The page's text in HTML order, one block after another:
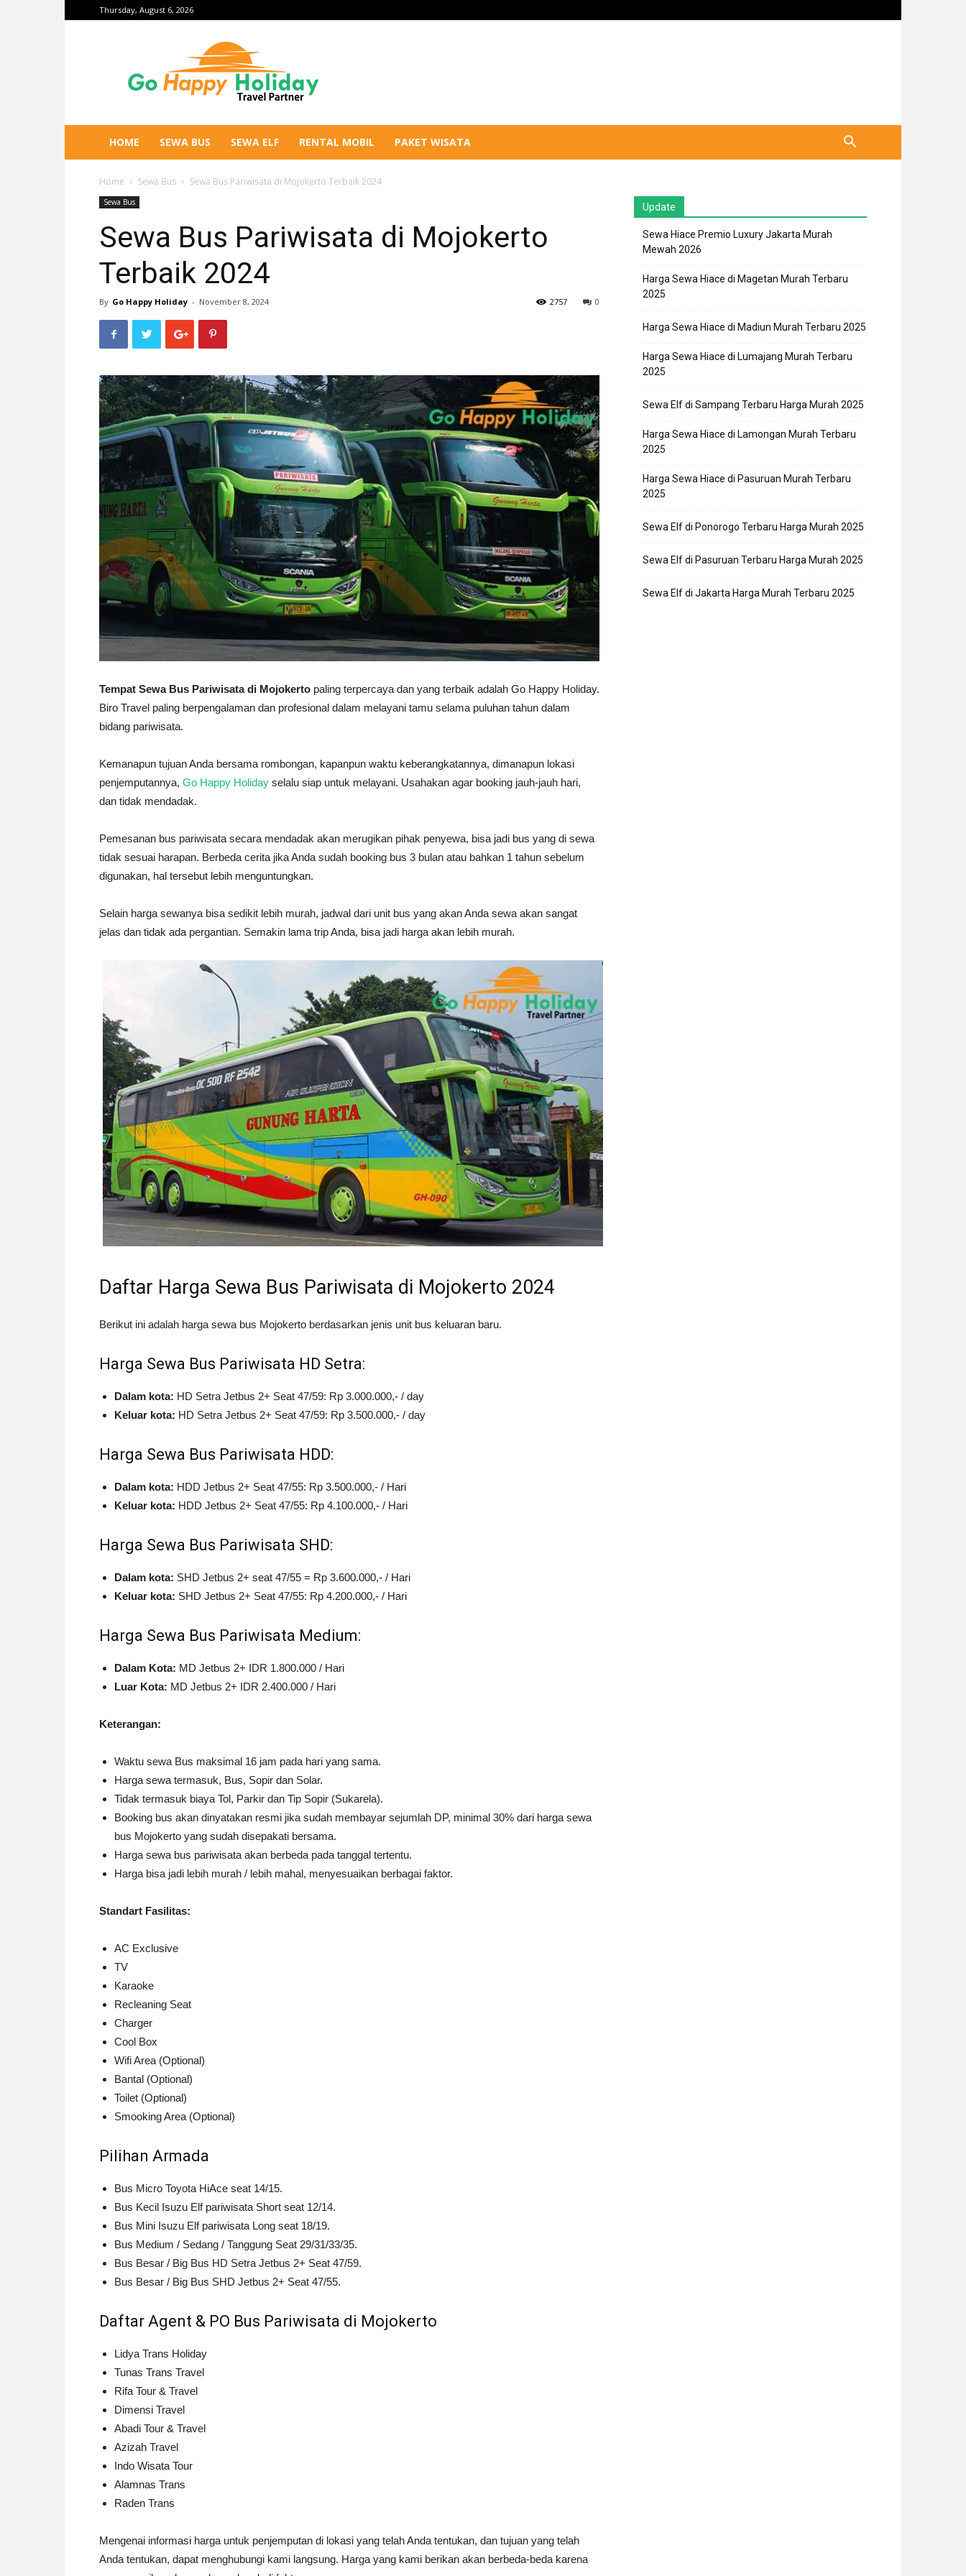
Thursday, August 6, 2026
Holiday
HOME SEWA BUS SEWA ELF RENTAL MOBIL PAKET WISATA
Home Sewa Bus Sewa Bus Pariwisata di Mojokerto Terbaik 2024
Sewa Bus
Sewa Bus Pariwisata di Mojokerto
Terbaik 2024
By Go Happy Holiday - November 8, 2024 0
2757
Tempat Sewa Bus Pariwisata di Mojokerto paling terpercaya dan yang terbaik adalah Go Happy Holiday.
Biro Travel paling berpengalaman dan profesional dalam melayani tamu selama puluhan tahun dalam
bidang pariwisata.
Kemanapun tujuan Anda bersama rombongan, kapanpun waktu keberangkatannya, dimanapun lokasi
penjemputannya, Go Happy Holiday selalu siap untuk melayani. Usahakan agar booking jauh-jauh hari,
dan tidak mendadak.
Pemesanan bus pariwisata secara mendadak akan merugikan pihak penyewa, bisa jadi bus yang di sewa
tidak sesuai harapan. Berbeda cerita jika Anda sudah booking bus 3 bulan atau bahkan 1 tahun sebelum
digunakan, hal tersebut lebih menguntungkan.
Selain harga sewanya bisa sedikit lebih murah, jadwal dari unit bus yang akan Anda sewa akan sangat
jelas dan tidak ada pergantian. Semakin lama trip Anda, bisa jadi harga akan lebih murah.
Daftar Harga Sewa Bus Pariwisata di Mojokerto 2024
Berikut ini adalah harga sewa bus Mojokerto berdasarkan jenis unit bus keluaran baru.
Harga Sewa Bus Pariwisata HD Setra:
Dalam kota: HD Setra Jetbus 2+ Seat 47/59: Rp 3.000.000,- / day
Keluar kota: HD Setra Jetbus 2+ Seat 47/59: Rp 3.500.000,- / day
Harga Sewa Bus Pariwisata HDD:
Dalam kota: HDD Jetbus 2+ Seat 47/55: Rp 3.500.000,- / Hari
Keluar kota: HDD Jetbus 2+ Seat 47/55: Rp 4.100.000,- / Hari
Harga Sewa Bus Pariwisata SHD:
Dalam kota: SHD Jetbus 2+ seat 47/55 = Rp 3.600.000,- / Hari
Keluar kota: SHD Jetbus 2+ Seat 47/55: Rp 4.200.000,- / Hari
Harga Sewa Bus Pariwisata Medium:
Dalam Kota: MD Jetbus 2+ IDR 1.800.000 / Hari
Luar Kota: MD Jetbus 2+ IDR 2.400.000 / Hari
Keterangan:
Waktu sewa Bus maksimal 16 jam pada hari yang sama.
Harga sewa termasuk, Bus, Sopir dan Solar.
Tidak termasuk biaya Tol, Parkir dan Tip Sopir (Sukarela).
Booking bus akan dinyatakan resmi jika sudah membayar sejumlah DP, minimal 30% dari harga sewa
bus Mojokerto yang sudah disepakati bersama.
Harga sewa bus pariwisata akan berbeda pada tanggal tertentu.
Harga bisa jadi lebih murah / lebih mahal, menyesuaikan berbagai faktor.
Standart Fasilitas:
AC Exclusive
TV
Karaoke
Recleaning Seat
Charger
Cool Box
Wifi Area (Optional)
Bantal (Optional)
Toilet (Optional)
Smooking Area (Optional)
Pilihan Armada
Bus Micro Toyota HiAce seat 14/15.
Bus Kecil Isuzu Elf pariwisata Short seat 12/14.
Bus Mini Isuzu Elf pariwisata Long seat 18/19.
Bus Medium / Sedang / Tanggung Seat 29/31/33/35.
Bus Besar / Big Bus HD Setra Jetbus 2+ Seat 47/59.
Bus Besar / Big Bus SHD Jetbus 2+ Seat 47/55.
Daftar Agent & PO Bus Pariwisata di Mojokerto
Lidya Trans Holiday
Tunas Trans Travel
Rifa Tour & Travel
Dimensi Travel
Abadi Tour & Travel
Azizah Travel
Indo Wisata Tour
Alamnas Trans
Raden Trans
Mengenai informasi harga untuk penjemputan di lokasi yang telah Anda tentukan, dan tujuan yang telah
Anda tentukan, dapat menghubungi kami langsung. Harga yang kami berikan akan berbeda-beda karena
Update
Sewa Hiace Premio Luxury Jakarta Murah
Mewah 2026
Harga Sewa Hiace di Magetan Murah Terbaru
2025
Harga Sewa Hiace di Madiun Murah Terbaru 2025
Harga Sewa Hiace di Lumajang Murah Terbaru
2025
Sewa Elf di Sampang Terbaru Harga Murah 2025
Harga Sewa Hiace di Lamongan Murah Terbaru
2025
Harga Sewa Hiace di Pasuruan Murah Terbaru
2025
Sewa Elf di Ponorogo Terbaru Harga Murah 2025
Sewa Elf di Pasuruan Terbaru Harga Murah 2025
Sewa Elf di Jakarta Harga Murah Terbaru 2025